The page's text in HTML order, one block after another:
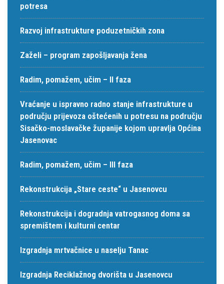
potresa
Razvoj infrastrukture poduzetničkih zona
Zaželi – program zapošljavanja žena
Radim, pomažem, učim – II faza
Vraćanje u ispravno radno stanje infrastrukture u
području prijevoza oštećenih u potresu na području
Sisačko-moslavačke županije kojom upravlja Općina
Jasenovac
Radim, pomažem, učim – III faza
Rekonstrukcija „Stare ceste“ u Jasenovcu
Rekonstrukcija i dogradnja vatrogasnog doma sa
spremištem i kulturni centar
Izgradnja mrtvačnice u naselju Tanac
Izgradnja Reciklažnog dvorišta u Jasenovcu